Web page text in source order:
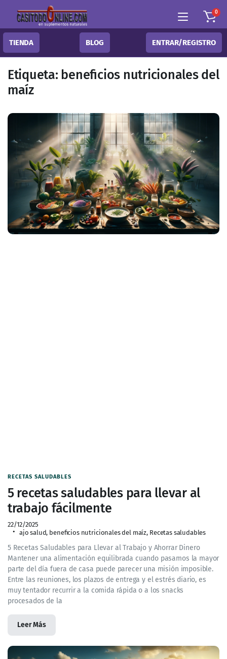
0
TIENDA BLOG ENTRAR/REGISTRO
Etiqueta: beneficios nutricionales del
maíz
RECETAS SALUDABLES
5 recetas saludables para llevar al
trabajo fácilmente
22/12/2025
ajo salud, beneficios nutricionales del maíz, Recetas saludables
5 Recetas Saludables para Llevar al Trabajo y Ahorrar Dinero
Mantener una alimentación equilibrada cuando pasamos la mayor
parte del día fuera de casa puede parecer una misión imposible.
Entre las reuniones, los plazos de entrega y el estrés diario, es
muy tentador recurrir a la comida rápida o a los snacks
procesados de la
Leer Más